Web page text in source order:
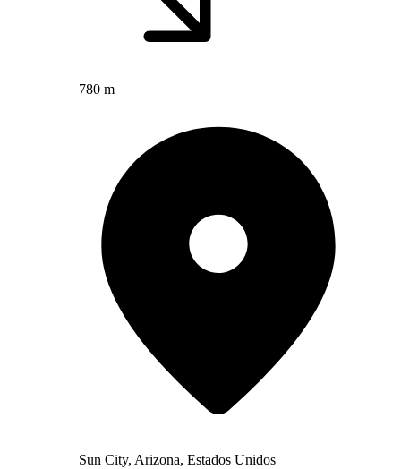
780 m
Sun City, Arizona, Estados Unidos